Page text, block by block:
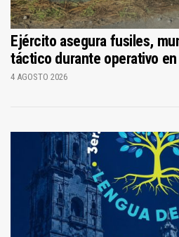
Ejército asegura fusiles,
táctico durante operativo
4 AGOSTO 2026